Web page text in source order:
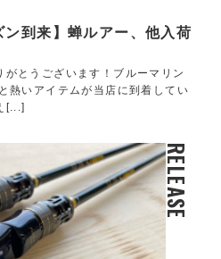
ン到来】蝉ルアー、他入荷
とうございます！ブルーマリン
熱いアイテムが当店に到着してい
[...]
RELEASE